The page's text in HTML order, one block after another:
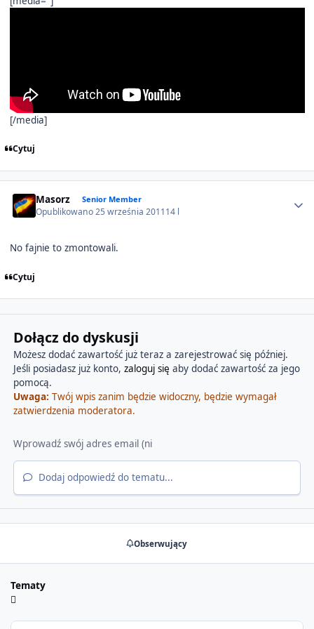
[/media]
Cytuj
Masorz Senior Member
Opublikowano25 września 201114 l
No fajnie to zmontowali.
Cytuj
Dołącz do dyskusji
Możesz dodać zawartość już teraz a zarejestrować się później.
Jeśli posiadasz już konto, zaloguj się aby dodać zawartość za jego
pomocą.
Uwaga: Twój wpis zanim będzie widoczny, będzie wymagał
zatwierdzenia moderatora.
Dodaj odpowiedź do tematu...
Obserwujący
Tematy